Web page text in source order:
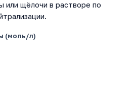
или щёлочи в растворе по
(моль/л)